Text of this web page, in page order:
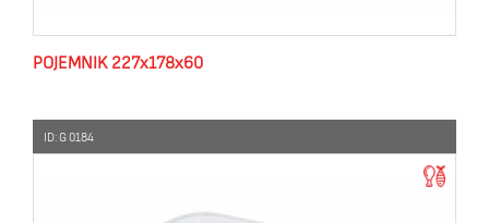
POJEMNIK 227x178x60
ID: G 0184